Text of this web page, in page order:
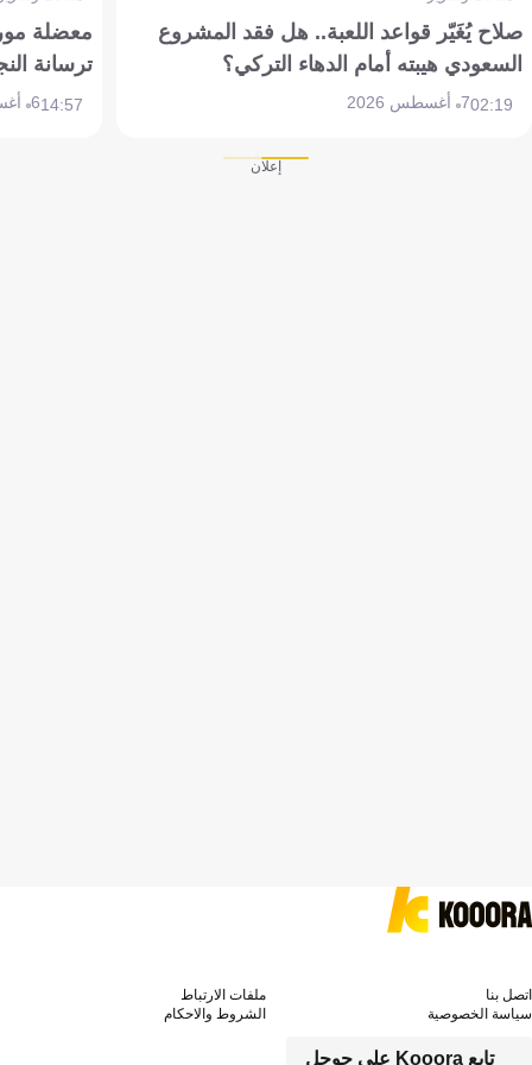
صلاح يُغَيّر قواعد اللعبة.. هل فقد المشروع
السعودي هيبته أمام الدهاء التركي؟
02:197 أغسطس 2026
معضلة
ترسانة
14:576 أغسطس 2026
إعلان
تابع Kooora على جوجل
اتصل بنا
ملفات الارتباط
سياسة الخصوصية
الشروط والاحكام